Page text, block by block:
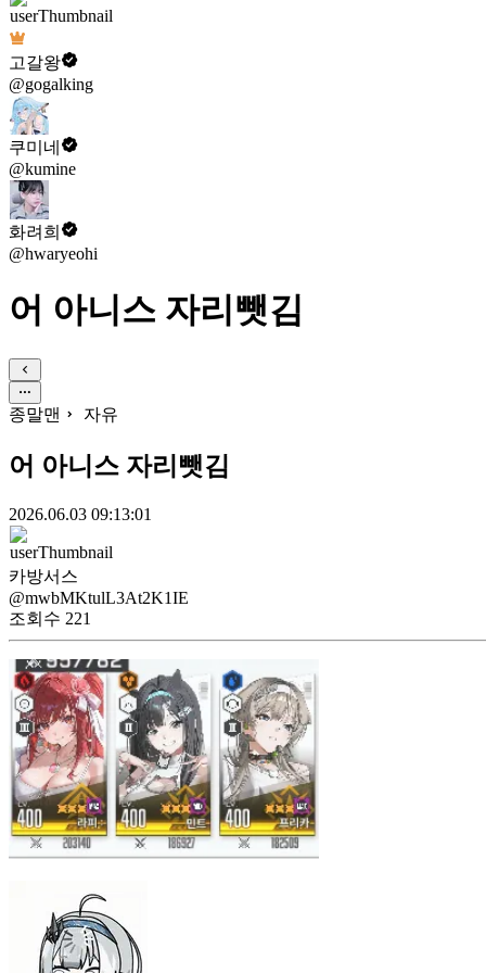
고갈왕
@gogalking
쿠미네
@kumine
화려희
@hwaryeohi
어 아니스 자리뺏김
종말맨 자유
어 아니스 자리뺏김
2026.06.03 09:13:01
카방서스
@mwbMKtulL3At2K1IE
조회수 221